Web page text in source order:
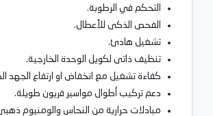
التحكم في الرطوبة.
الفحص الذكى للأعطال.
تشغيل هادئ.
تنظيف ذاتى لكويل الوحدة الخارجية.
كفاءة تشغيل مع انخفاض او ارتفاع الجهد
دعم تركيب أطوال مواسير فريون طويلة.
مبادلات حرارية من النحاس والومنيوم